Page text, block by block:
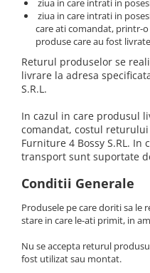
Oras Iluminat (Cu baterie)
Enduro Racing
Moto Lover (Diverse Modele)
Ying si Yang / Munte si Mare
Buddha Zen (Set decoratiuni)
Harry Potter (Castelul
Orasele Lumii (Modele cu
Tablouri cu animale
Cerb
Urs
Pasare
Lup
Bossulica by Mobexpert
ziua in care intrati in
ziua in care intrati in
care ati comandat, printr-
produse care au fost
Returul produselor se
livrare la adresa
S.R.L.
In cazul in care produsul
comandat, costul
Furniture 4 Bossy S.RL.
transport sunt suportate
Conditii Generale
Produsele pe care doriti sa le
stare in care le-ati primit, in
Nu se accepta returul
fost utilizat sau montat.